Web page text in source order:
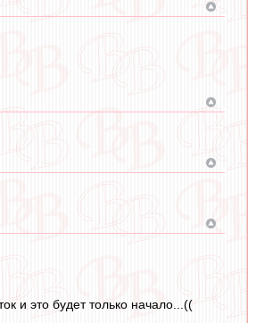
и это будет только начало...((